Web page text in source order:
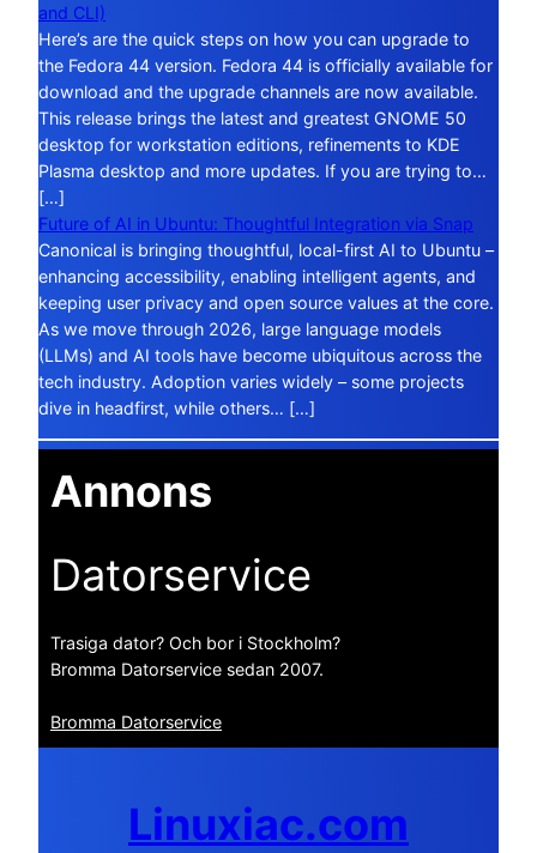
and CLI)
Here’s are the quick steps on how you can upgrade to
the Fedora 44 version. Fedora 44 is officially available for
download and the upgrade channels are now available.
This release brings the latest and greatest GNOME 50
desktop for workstation editions, refinements to KDE
Plasma desktop and more updates. If you are trying to…
[…]
Future of AI in Ubuntu: Thoughtful Integration via Snap
Canonical is bringing thoughtful, local-first AI to Ubuntu –
enhancing accessibility, enabling intelligent agents, and
keeping user privacy and open source values at the core.
As we move through 2026, large language models
(LLMs) and AI tools have become ubiquitous across the
tech industry. Adoption varies widely – some projects
dive in headfirst, while others… […]
Annons
Datorservice
Trasiga dator? Och bor i Stockholm?
Bromma Datorservice sedan 2007.
Bromma Datorservice
Linuxiac.com